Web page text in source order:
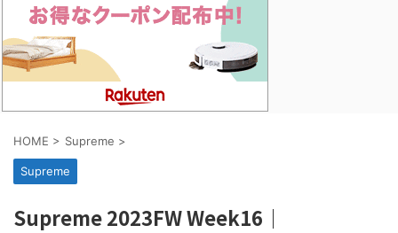
HOME > Supreme >
Supreme
Supreme 2023FW Week16｜